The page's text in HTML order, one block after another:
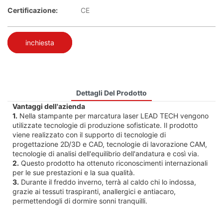
Certificazione:
CE
inchiesta
Dettagli Del Prodotto
Vantaggi dell'azienda
1. Nella stampante per marcatura laser LEAD TECH vengono
utilizzate tecnologie di produzione sofisticate. Il prodotto
viene realizzato con il supporto di tecnologie di
progettazione 2D/3D e CAD, tecnologie di lavorazione CAM,
tecnologie di analisi dell'equilibrio dell'andatura e così via.
2. Questo prodotto ha ottenuto riconoscimenti internazionali
per le sue prestazioni e la sua qualità.
3. Durante il freddo inverno, terrà al caldo chi lo indossa,
grazie ai tessuti traspiranti, anallergici e antiacaro,
permettendogli di dormire sonni tranquilli.